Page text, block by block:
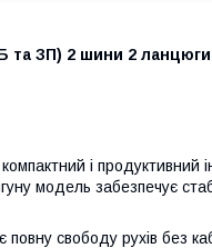
та ЗП) 2 шини 2
і продуктивний
модель забезпечує
свободу рухів без